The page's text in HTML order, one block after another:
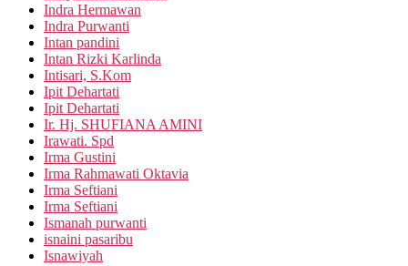
Indra Hermawan
Indra Purwanti
Intan pandini
Intan Rizki Karlinda
Intisari, S.Kom
Ipit Dehartati
Ipit Dehartati
Ir. Hj. SHUFIANA AMINI
Irawati. Spd
Irma Gustini
Irma Rahmawati Oktavia
Irma Seftiani
Irma Seftiani
Ismanah purwanti
isnaini pasaribu
Isnawiyah